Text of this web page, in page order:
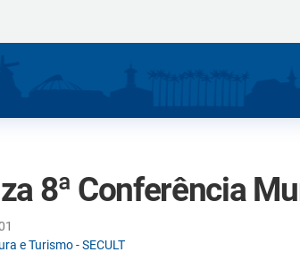
8ª Conferência
e Turismo - SECULT